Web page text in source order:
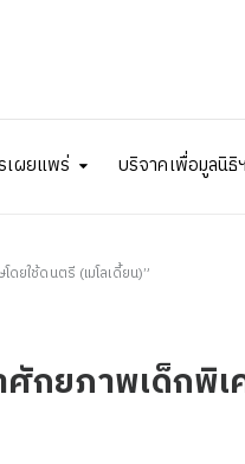
เผยแพร่ บริจาคเพื่อมูลนิธิฯ
ยใช้ดนตรี (เมโลเดี้ยน)”
กยภาพเด็กพิเ